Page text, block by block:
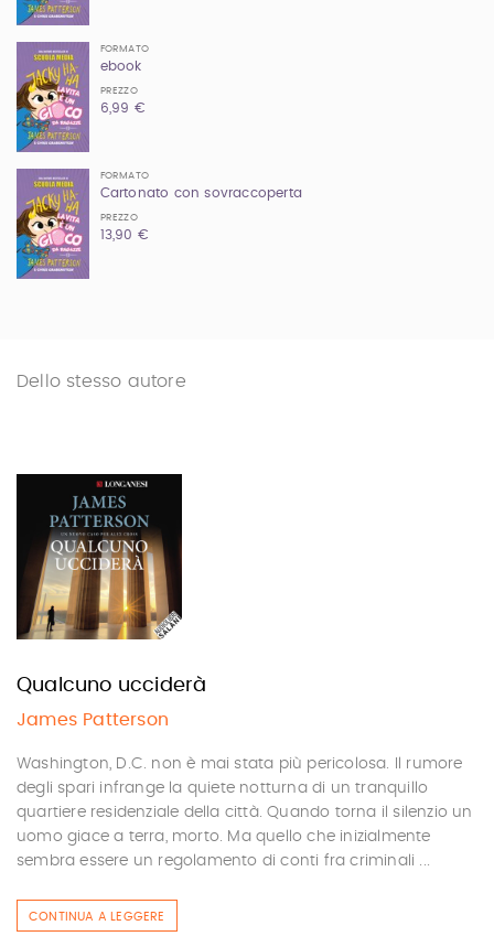
FORMATO
ebook
PREZZO
6,99 €
FORMATO
Cartonato con sovraccoperta
PREZZO
13,90 €
Dello stesso autore
Qualcuno ucciderà
James Patterson
Washington, D.C. non è mai stata più pericolosa. Il rumore
degli spari infrange la quiete notturna di un tranquillo
quartiere residenziale della città. Quando torna il silenzio un
uomo giace a terra, morto. Ma quello che inizialmente
sembra essere un regolamento di conti fra criminali ...
CONTINUA A LEGGERE